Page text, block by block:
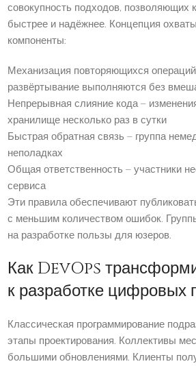
совокупность подходов, позволяющих
быстрее и надёжнее. Концепция
компоненты:
Механизация повторяющихся
развёртывание выполняются без
Непрерывная слияние кода –
хранилище несколько раз в сутки
Быстрая обратная связь – группа
неполадках
Общая ответственность – участники
сервиса
Эти правила обеспечивают
с меньшим количеством ошибок.
на разработке пользы для юзеров.
Как DevOps
к разработке цифровых
Классическая программирование
этапы проектирования. Коллективы
большими обновлениями. Клиенты